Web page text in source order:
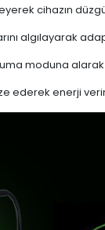
cihazın
algılayarak
moduna
ederek enerji